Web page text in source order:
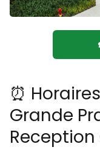
⏰
Grande